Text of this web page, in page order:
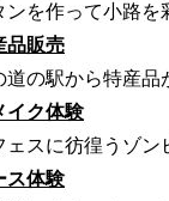
ンを作って小路を
品販売
道の駅から特産品
イク体験
ェスに彷徨うゾン
ス体験